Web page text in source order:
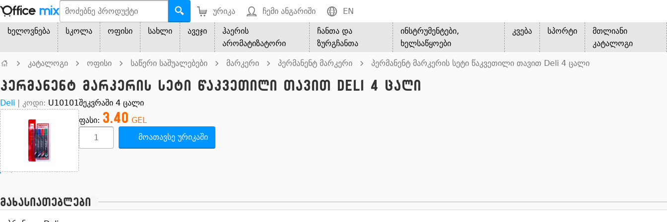
ურიკა ჩემი ანგარიში EN
ხელოვნება სკოლა ოფისი სახლი ავეჯი
ჰაერის
არომატიზატორი
ჩანთა და
ზურგჩანთა
ინსტრუმენტები,
ხელსაწყოები
კვება სპორტი
მთლიანი
კატალოგი
კატალოგი ოფისი საწერი საშუალებები მარკერი პერმანენტ მარკერი პერმანენტ მარკერის სეტი წაკვეთილი თავით Deli 4 ცალი
პერმანენტ მარკერის სეტი წაკვეთილი თავით Deli 4 ცალი
Deli | კოდი: U10101შეკვრაში 4 ცალი
ფასი: 3.40 GEL
მოათავსე ურიკაში
მახასიათებლები